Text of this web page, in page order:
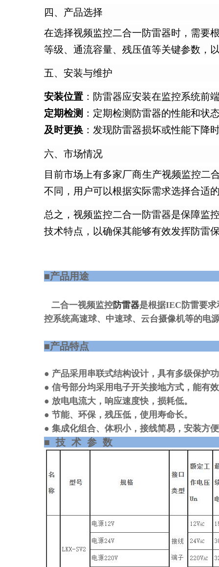
四、产品选择
在选择视频监控二合一防雷器时，需要
等级、通流容量、残压值等关键参数，
五、安装与维护
安装位置 ：防雷器应安装在监控系统前
定期检测 ：定期检测防雷器的性能和状
及时更换 ：发现防雷器损坏或性能下降
六、市场情况
目前市场上有多家厂商生产视频监控二
不同，用户可以根据实际需求选择合适
总之，视频监控二合一防雷器是保障监
技术特点，以确保其能够有效发挥防雷
■产品用途
二合一视频监控防雷器是根据IEC防雷要
控系统高速球、中速球、云台摄像机等的电
■产品特点
● 产品采用串联式结构设计，具有多级保护
● 信号部分均采用电子开关接地方式，能有
● 放电电流大，响应速度快，损耗低。
● 节能、环保，残压低，使用寿命长。
● 集成化组合、体积小，接线简易，安装方
■技术参数